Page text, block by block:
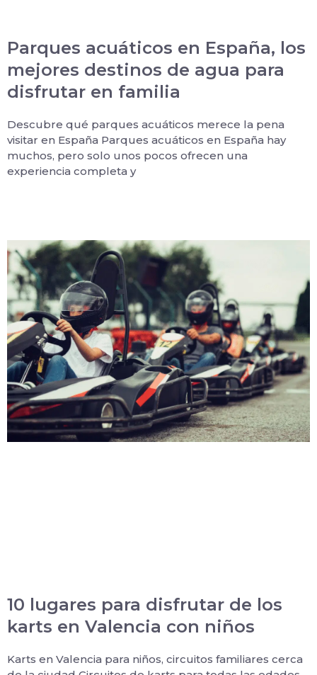
Parques acuáticos en España, los
mejores destinos de agua para
disfrutar en familia
Descubre qué parques acuáticos merece la pena
visitar en España Parques acuáticos en España hay
muchos, pero solo unos pocos ofrecen una
experiencia completa y
10 lugares para disfrutar de los
karts en Valencia con niños
Karts en Valencia para niños, circuitos familiares cerca